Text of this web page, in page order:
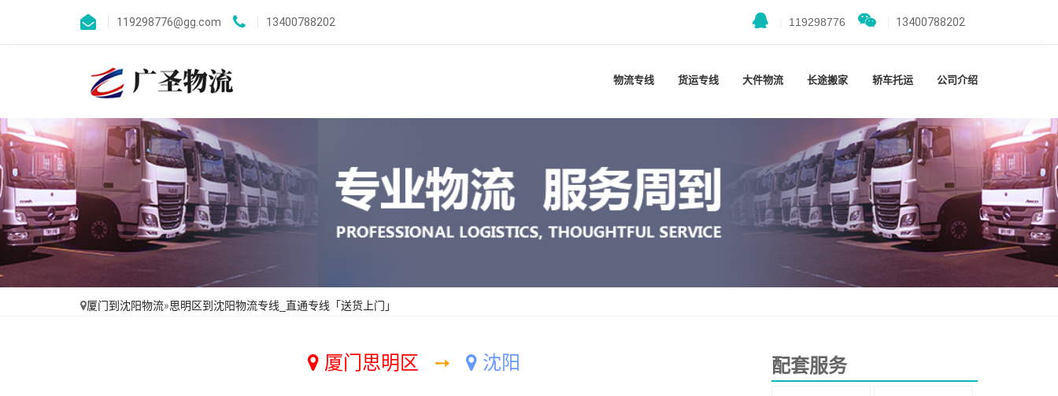
119298776@gg.com 13400788202 119298776 13400788202
物流专线 货运专线 大件物流 长途搬家 轿车托运 公司介绍
厦门到沈阳物流»思明区到沈阳物流专线_直通专线「送货上门」
厦门思明区 ➙ 沈阳 配套服务